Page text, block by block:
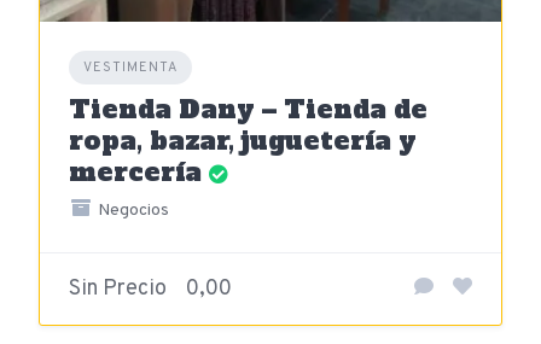
VESTIMENTA
Tienda Dany – Tienda de
ropa, bazar, juguetería y
mercería
Negocios
Sin Precio 0,00